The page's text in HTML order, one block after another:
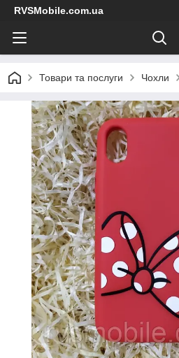
RVSMobile.com.ua
Товари та послуги Чохли